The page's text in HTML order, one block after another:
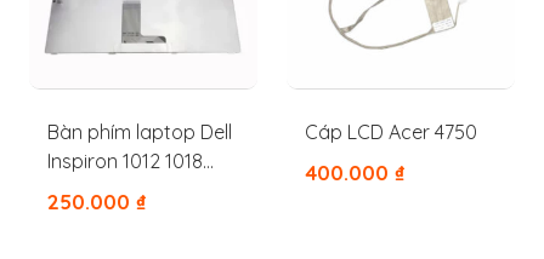
Bàn phím laptop Dell
Inspiron 1012 1018
V3272
250.000 ₫
Cáp LCD Acer 4750
400.000 ₫